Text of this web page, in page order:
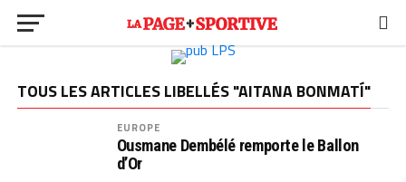
TOUS LES ARTICLES LIBELLÉS "AITANA BONMATÍ"
EUROPE
Ousmane Dembélé remporte le Ballon
d’Or